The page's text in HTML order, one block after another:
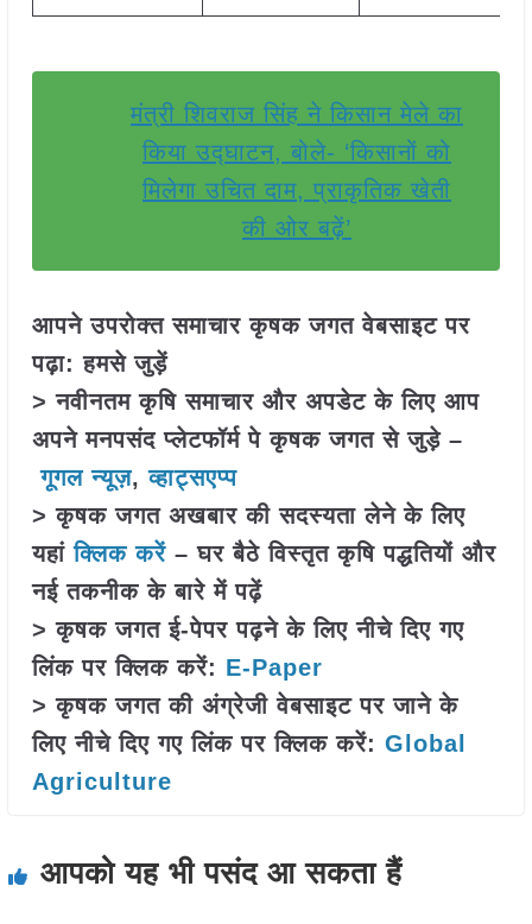
मंत्री शिवराज सिंह ने किसान मेले का
किया उद्घाटन, बोले- ‘किसानों को
मिलेगा उचित दाम, प्राकृतिक खेती
की ओर बढ़ें’
आपने उपरोक्त समाचार कृषक जगत वेबसाइट पर
पढ़ा: हमसे जुड़ें
> नवीनतम कृषि समाचार और अपडेट के लिए आप
अपने मनपसंद प्लेटफॉर्म पे कृषक जगत से जुड़े –
गूगल न्यूज़,व्हाट्सएप्प
> कृषक जगत अखबार की सदस्यता लेने के लिए
यहांक्लिक करें– घर बैठे विस्तृत कृषि पद्धतियों और
नई तकनीक के बारे में पढ़ें
> कृषक जगत ई-पेपर पढ़ने के लिए नीचे दिए गए
लिंक पर क्लिक करें: E-Paper
> कृषक जगत की अंग्रेजी वेबसाइट पर जाने के
लिए नीचे दिए गए लिंक पर क्लिक करें: Global
Agriculture
आपको यह भी पसंद आ सकता हैं